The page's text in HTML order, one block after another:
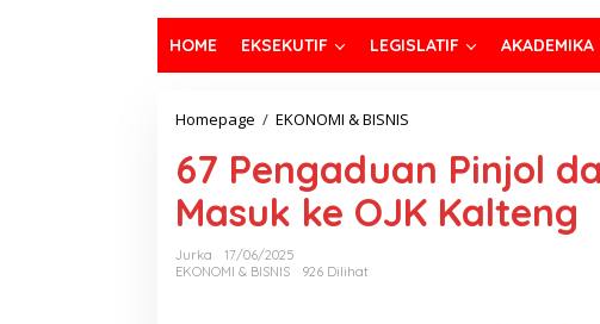
HOME EKSEKUTIF LEGISLATIF AKADEMIKA
Homepage / EKONOMI & BISNIS
67 Pengaduan Pinjol
Masuk ke OJK Kalteng
Jurka
17/06/2025
EKONOMI & BISNIS
926 Dilihat